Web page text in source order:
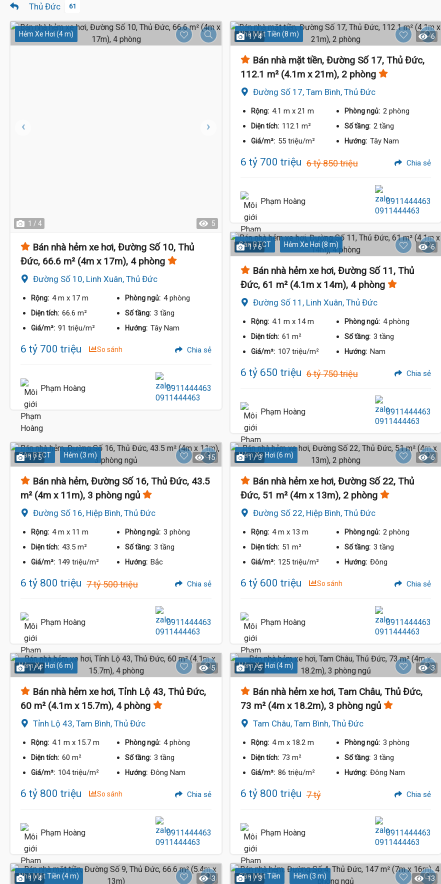
Thủ Đức 61
Hẻm Xe Hơi (4 m)
1 / 4 5
Bán nhà hẻm xe hơi, Đường Số 10, Thủ
Đức, 66.6 m² (4m x 17m), 4 phòng
Đường Số 10, Linh Xuân, Thủ Đức
Rộng: 4 m x 17 m Phòng ngủ: 4 phòng
Diện tích: 66.6 m² Số tầng: 3 tầng
Giá/m²: 91 triệu/m² Hướng: Tây Nam
6 tỷ 700 triệu So sánh Chia sẻ
Phạm Hoàng 0911444463
Nhà Mặt Tiền (8 m)
1 / 4 6
Bán nhà mặt tiền, Đường Số 17, Thủ Đức,
112.1 m² (4.1m x 21m), 2 phòng
Đường Số 17, Tam Bình, Thủ Đức
Rộng: 4.1 m x 21 m Phòng ngủ: 2 phòng
Diện tích: 112.1 m² Số tầng: 2 tầng
Giá/m²: 55 triệu/m² Hướng: Tây Nam
6 tỷ 700 triệu 6 tỷ 850 triệu Chia sẻ
Phạm Hoàng 0911444463
Sàn BTCT Hẻm Xe Hơi (8 m)
1 / 6 6
Bán nhà hẻm xe hơi, Đường Số 11, Thủ
Đức, 61 m² (4.1m x 14m), 4 phòng
Đường Số 11, Linh Xuân, Thủ Đức
Rộng: 4.1 m x 14 m Phòng ngủ: 4 phòng
Diện tích: 61 m² Số tầng: 3 tầng
Giá/m²: 107 triệu/m² Hướng: Nam
6 tỷ 650 triệu 6 tỷ 750 triệu Chia sẻ
Phạm Hoàng 0911444463
Sàn BTCT Hẻm (3 m)
1 / 5 15
Bán nhà hẻm, Đường Số 16, Thủ Đức, 43.5
m² (4m x 11m), 3 phòng ngủ
Đường Số 16, Hiệp Bình, Thủ Đức
Rộng: 4 m x 11 m Phòng ngủ: 3 phòng
Diện tích: 43.5 m² Số tầng: 3 tầng
Giá/m²: 149 triệu/m² Hướng: Bắc
6 tỷ 800 triệu 7 tỷ 500 triệu Chia sẻ
Phạm Hoàng 0911444463
Hẻm Xe Hơi (6 m)
1 / 3 6
Bán nhà hẻm xe hơi, Đường Số 22, Thủ
Đức, 51 m² (4m x 13m), 2 phòng
Đường Số 22, Hiệp Bình, Thủ Đức
Rộng: 4 m x 13 m Phòng ngủ: 2 phòng
Diện tích: 51 m² Số tầng: 3 tầng
Giá/m²: 125 triệu/m² Hướng: Đông
6 tỷ 600 triệu So sánh Chia sẻ
Phạm Hoàng 0911444463
Hẻm Xe Hơi (6 m)
1 / 4 5
Bán nhà hẻm xe hơi, Tỉnh Lộ 43, Thủ Đức,
60 m² (4.1m x 15.7m), 4 phòng
Tỉnh Lộ 43, Tam Bình, Thủ Đức
Rộng: 4.1 m x 15.7 m Phòng ngủ: 4 phòng
Diện tích: 60 m² Số tầng: 3 tầng
Giá/m²: 104 triệu/m² Hướng: Đông Nam
6 tỷ 800 triệu So sánh Chia sẻ
Phạm Hoàng 0911444463
Hẻm Xe Hơi (4 m)
1 / 5 3
Bán nhà hẻm xe hơi, Tam Châu, Thủ Đức,
73 m² (4m x 18.2m), 3 phòng ngủ
Tam Châu, Tam Bình, Thủ Đức
Rộng: 4 m x 18.2 m Phòng ngủ: 3 phòng
Diện tích: 73 m² Số tầng: 3 tầng
Giá/m²: 86 triệu/m² Hướng: Đông Nam
6 tỷ 800 triệu 7 tỷ Chia sẻ
Phạm Hoàng 0911444463
Nhà Mặt Tiền (4 m)
1 / 4 3 Gần Mặt Tiền Hẻm (3 m)
1 / 3 13